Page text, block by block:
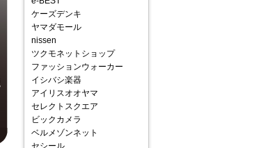
ケーズデンキ
ヤマダモール
nissen
ツクモネットショップ
ファッションウォーカー
イシバシ楽器
アイリスオオヤマ
セレクトスクエア
ビックカメラ
ベルメゾンネット
セシール